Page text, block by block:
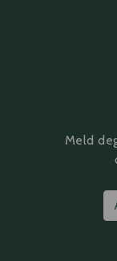
Meld